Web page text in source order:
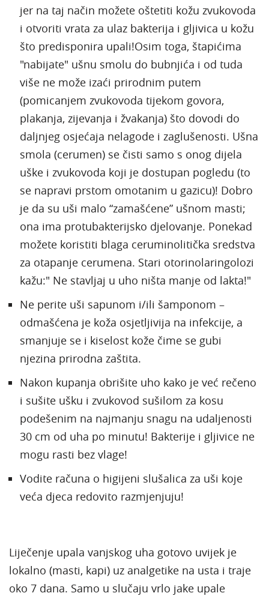
jer na taj način možete oštetiti kožu zvukovoda
i otvoriti vrata za ulaz bakterija i gljivica u kožu
što predisponira upali!Osim toga, štapićima
"nabijate" ušnu smolu do bubnjića i od tuda
više ne može izaći prirodnim putem
(pomicanjem zvukovoda tijekom govora,
plakanja, zijevanja i žvakanja) što dovodi do
daljnjeg osjećaja nelagode i zaglušenosti. Ušna
smola (cerumen) se čisti samo s onog dijela
uške i zvukovoda koji je dostupan pogledu (to
se napravi prstom omotanim u gazicu)! Dobro
je da su uši malo “zamašćene” ušnom masti;
ona ima protubakterijsko djelovanje. Ponekad
možete koristiti blaga ceruminolitička sredstva
za otapanje cerumena. Stari otorinolaringolozi
kažu:" Ne stavljaj u uho ništa manje od lakta!"
Ne perite uši sapunom i/ili šamponom –
odmašćena je koža osjetljivija na infekcije, a
smanjuje se i kiselost kože čime se gubi
njezina prirodna zaštita.
Nakon kupanja obrišite uho kako je već rečeno
i sušite ušku i zvukovod sušilom za kosu
podešenim na najmanju snagu na udaljenosti
30 cm od uha po minutu! Bakterije i gljivice ne
mogu rasti bez vlage!
Vodite računa o higijeni slušalica za uši koje
veća djeca redovito razmjenjuju!
Liječenje upala vanjskog uha gotovo uvijek je
lokalno (masti, kapi) uz analgetike na usta i traje
oko 7 dana. Samo u slučaju vrlo jake upale